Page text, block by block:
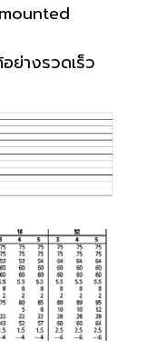
ย่างรวดเร็ว